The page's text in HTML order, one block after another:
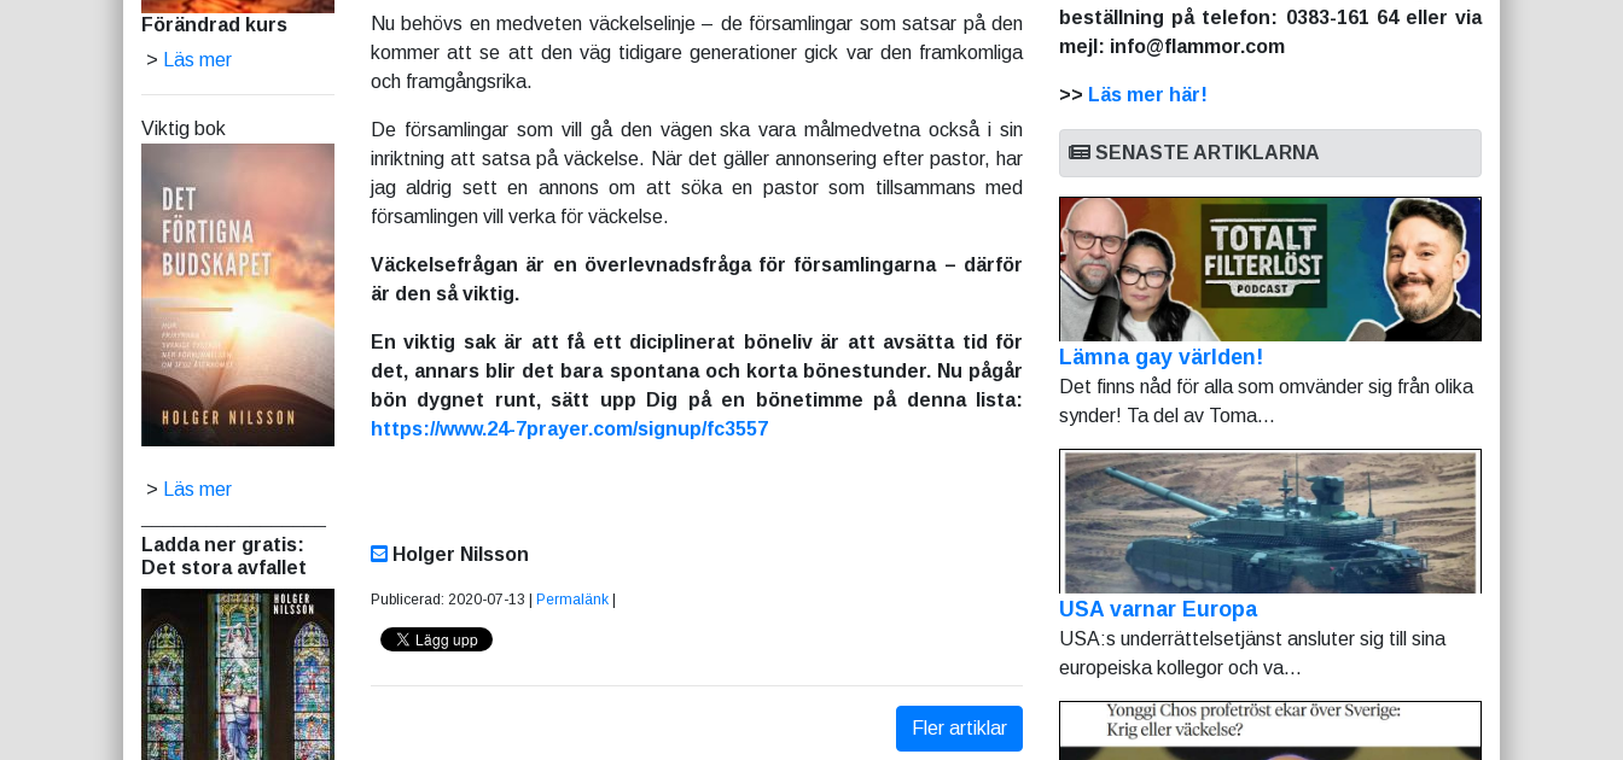
Förändrad kurs
> Läs mer
Viktig bok
> Läs mer
Ladda ner gratis:
Det stora avfallet
Nu behövs en medveten väckelselinje – de församlingar som satsar på den
kommer att se att den väg tidigare generationer gick var den framkomliga
och framgångsrika.
De församlingar som vill gå den vägen ska vara målmedvetna också i sin
inriktning att satsa på väckelse. När det gäller annonsering efter pastor, har
jag aldrig sett en annons om att söka en pastor som tillsammans med
församlingen vill verka för väckelse.
Väckelsefrågan är en överlevnadsfråga för församlingarna – därför
är den så viktig.
En viktig sak är att få ett diciplinerat böneliv är att avsätta tid för
det, annars blir det bara spontana och korta bönestunder. Nu pågår
bön dygnet runt, sätt upp Dig på en bönetimme på denna lista:
https://www.24-7prayer.com/signup/fc3557
Holger Nilsson
Publicerad: 2020-07-13 | Permalänk |
Fler artiklar
beställning på telefon: 0383-161 64 eller via
mejl: info@flammor.com
>> Läs mer här!
SENASTE ARTIKLARNA
Lämna gay världen!
Det finns nåd för alla som omvänder sig från olika
synder! Ta del av Toma...
USA varnar Europa
USA:s underrättelsetjänst ansluter sig till sina
europeiska kollegor och va...